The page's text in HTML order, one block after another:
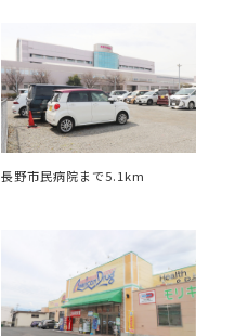
長野市民病院まで5.1km